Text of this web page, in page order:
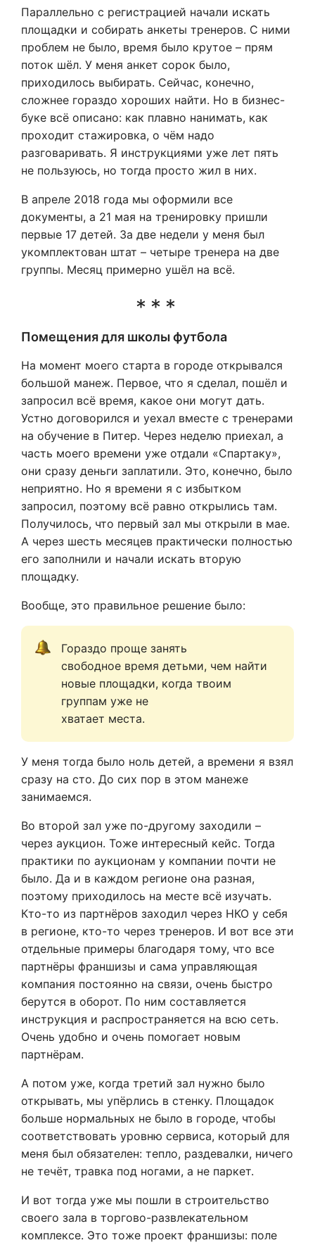
Параллельно с регистрацией начали искать
площадки и собирать анкеты тренеров. С ними
проблем не было, время было крутое – прям
поток шёл. У меня анкет сорок было,
приходилось выбирать. Сейчас, конечно,
сложнее гораздо хороших найти. Но в бизнес-
буке всё описано: как плавно нанимать, как
проходит стажировка, о чём надо
разговаривать. Я инструкциями уже лет пять
не пользуюсь, но тогда просто жил в них.
В апреле 2018 года мы оформили все
документы, а 21 мая на тренировку пришли
первые 17 детей. За две недели у меня был
укомплектован штат – четыре тренера на две
группы. Месяц примерно ушёл на всё.
Помещения для школы футбола
На момент моего старта в городе открывался
большой манеж. Первое, что я сделал, пошёл и
запросил всё время, какое они могут дать.
Устно договорился и уехал вместе с тренерами
на обучение в Питер. Через неделю приехал, а
часть моего времени уже отдали «Спартаку»,
они сразу деньги заплатили. Это, конечно, было
неприятно. Но я времени я с избытком
запросил, поэтому всё равно открылись там.
Получилось, что первый зал мы открыли в мае.
А через шесть месяцев практически полностью
его заполнили и начали искать вторую
площадку.
Вообще, это правильное решение было:
Гораздо проще занять
свободное время детьми, чем найти
новые площадки, когда твоим
группам уже не
хватает места.
У меня тогда было ноль детей, а времени я взял
сразу на сто. До сих пор в этом манеже
занимаемся.
Во второй зал уже по-другому заходили –
через аукцион. Тоже интересный кейс. Тогда
практики по аукционам у компании почти не
было. Да и в каждом регионе она разная,
поэтому приходилось на месте всё изучать.
Кто-то из партнёров заходил через НКО у себя
в регионе, кто-то через тренеров. И вот все эти
отдельные примеры благодаря тому, что все
партнёры франшизы и сама управляющая
компания постоянно на связи, очень быстро
берутся в оборот. По ним составляется
инструкция и распространяется на всю сеть.
Очень удобно и очень помогает новым
партнёрам.
А потом уже, когда третий зал нужно было
открывать, мы упёрлись в стенку. Площадок
больше нормальных не было в городе, чтобы
соответствовать уровню сервиса, который для
меня был обязателен: тепло, раздевалки, ничего
не течёт, травка под ногами, а не паркет.
И вот тогда уже мы пошли в строительство
своего зала в торгово-развлекательном
комплексе. Это тоже проект франшизы: поле